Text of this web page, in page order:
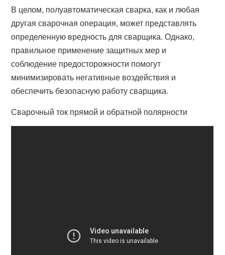
В целом, полуавтоматическая сварка, как и любая
другая сварочная операция, может представлять
определенную вредность для сварщика. Однако,
правильное применение защитных мер и
соблюдение предосторожности помогут
минимизировать негативные воздействия и
обеспечить безопасную работу сварщика.
Сварочный ток прямой и обратной полярности